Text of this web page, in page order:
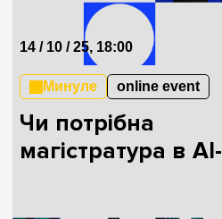
14 / 10 / 25, 18:00
Минуле online event
Чи потрібна
магістратура в AI-